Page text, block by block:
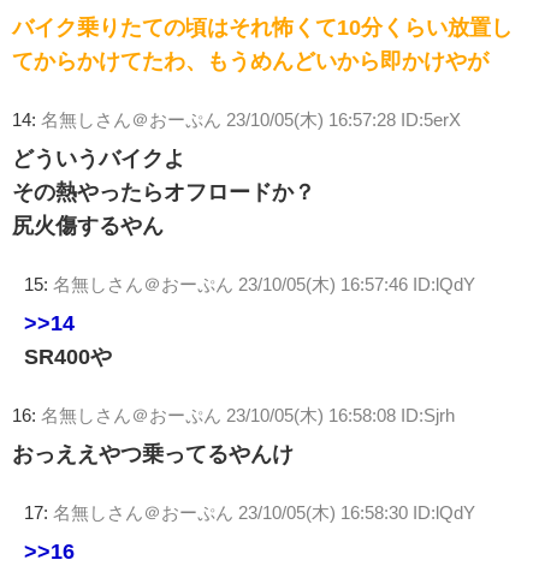
バイク乗りたての頃はそれ怖くて10分くらい放置し
てからかけてたわ、もうめんどいから即かけやが
14: 名無しさん＠おーぷん 23/10/05(木) 16:57:28 ID:5erX
どういうバイクよ
その熱やったらオフロードか？
尻火傷するやん
15: 名無しさん＠おーぷん 23/10/05(木) 16:57:46 ID:lQdY
>>14
SR400や
16: 名無しさん＠おーぷん 23/10/05(木) 16:58:08 ID:Sjrh
おっええやつ乗ってるやんけ
17: 名無しさん＠おーぷん 23/10/05(木) 16:58:30 ID:lQdY
>>16